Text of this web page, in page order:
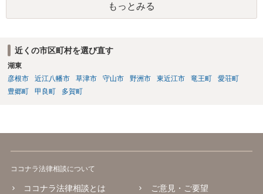
もっとみる
近くの市区町村を選び直す
湖東
彦根市
近江八幡市 草津市 守山市 野洲市 東近江市 竜王町
愛荘町
豊郷町
甲良町 多賀町
ココナラ法律相談について
ココナラ法律相談とは
ご意見・ご要望